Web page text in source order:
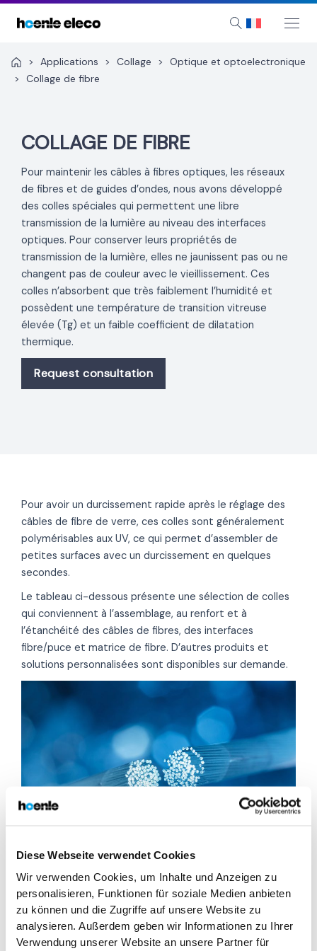
Diese Webseite verwendet Cookies
Wir verwenden Cookies, um Inhalte und Anzeigen zu
personalisieren, Funktionen für soziale Medien anbieten
zu können und die Zugriffe auf unsere Website zu
analysieren. Außerdem geben wir Informationen zu Ihrer
Verwendung unserer Website an unsere Partner für
Aller
> Applications > Collage >
Optique et optoelectronique
>
Collage de fibre
COLLAGE DE FIBRE
Pour maintenir les câbles à fibres optiques, les réseaux
de fibres et de guides d’ondes, nous avons développé
des colles spéciales qui permettent une libre
transmission de la lumière au niveau des interfaces
optiques. Pour conserver leurs propriétés de
transmission de la lumière, elles ne jaunissent pas ou ne
changent pas de couleur avec le vieillissement. Ces
colles n’absorbent que très faiblement l’humidité et
possèdent une température de transition vitreuse
élevée (Tg) et un faible coefficient de dilatation
thermique.
Request consultation
Pour avoir un durcissement rapide après le réglage des
câbles de fibre de verre, ces colles sont généralement
polymérisables aux UV, ce qui permet d’assembler de
petites surfaces avec un durcissement en quelques
secondes.
Le tableau ci-dessous présente une sélection de colles
qui conviennent à l’assemblage, au renfort et à
l’étanchéité des câbles de fibres, des interfaces
fibre/puce et matrice de fibre. D’autres produits et
solutions personnalisées sont disponibles sur demande.
Colles spéciales pour maintenir les câbles à fibres
optiques
Colles
Domaines